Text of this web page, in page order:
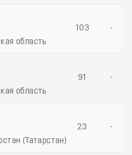
область
103 -
область
91 -
(Татарстан)
23 -